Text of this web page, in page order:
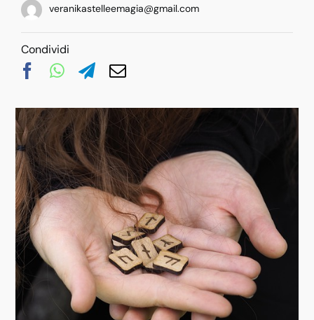
veranikastelleemagia@gmail.com
Condividi